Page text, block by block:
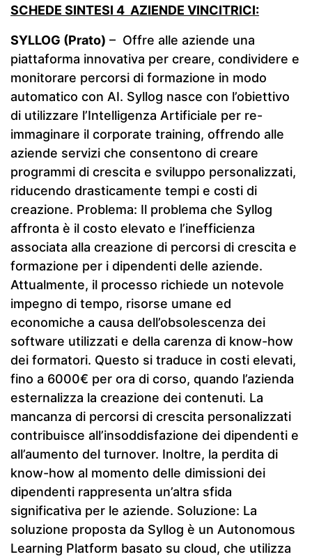
SCHEDE SINTESI 4 AZIENDE VINCITRICI:
SYLLOG (Prato) – Offre alle aziende una
piattaforma innovativa per creare, condividere e
monitorare percorsi di formazione in modo
automatico con AI. Syllog nasce con l’obiettivo
di utilizzare l’Intelligenza Artificiale per re-
immaginare il corporate training, offrendo alle
aziende servizi che consentono di creare
programmi di crescita e sviluppo personalizzati,
riducendo drasticamente tempi e costi di
creazione. Problema: Il problema che Syllog
affronta è il costo elevato e l’inefficienza
associata alla creazione di percorsi di crescita e
formazione per i dipendenti delle aziende.
Attualmente, il processo richiede un notevole
impegno di tempo, risorse umane ed
economiche a causa dell’obsolescenza dei
software utilizzati e della carenza di know-how
dei formatori. Questo si traduce in costi elevati,
fino a 6000€ per ora di corso, quando l’azienda
esternalizza la creazione dei contenuti. La
mancanza di percorsi di crescita personalizzati
contribuisce all’insoddisfazione dei dipendenti e
all’aumento del turnover. Inoltre, la perdita di
know-how al momento delle dimissioni dei
dipendenti rappresenta un’altra sfida
significativa per le aziende. Soluzione: La
soluzione proposta da Syllog è un Autonomous
Learning Platform basato su cloud, che utilizza